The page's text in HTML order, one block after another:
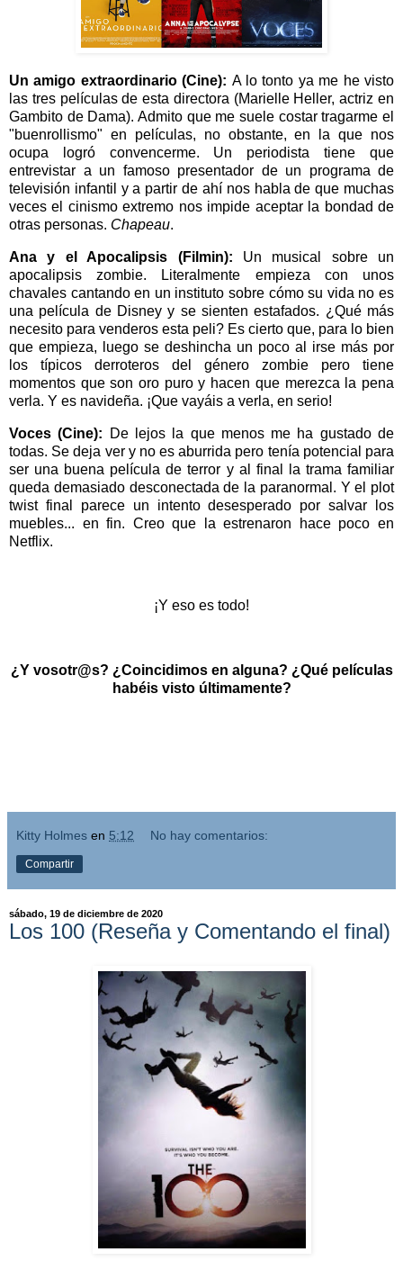
Un amigo extraordinario (Cine): A lo tonto ya me he visto
las tres películas de esta directora (Marielle Heller, actriz en
Gambito de Dama). Admito que me suele costar tragarme el
"buenrollismo" en películas, no obstante, en la que nos
ocupa logró convencerme. Un periodista tiene que
entrevistar a un famoso presentador de un programa de
televisión infantil y a partir de ahí nos habla de que muchas
veces el cinismo extremo nos impide aceptar la bondad de
otras personas. Chapeau.
Ana y el Apocalipsis (Filmin): Un musical sobre un
apocalipsis zombie. Literalmente empieza con unos
chavales cantando en un instituto sobre cómo su vida no es
una película de Disney y se sienten estafados. ¿Qué más
necesito para venderos esta peli? Es cierto que, para lo bien
que empieza, luego se deshincha un poco al irse más por
los típicos derroteros del género zombie pero tiene
momentos que son oro puro y hacen que merezca la pena
verla. Y es navideña. ¡Que vayáis a verla, en serio!
Voces (Cine):
De lejos la que menos me ha gustado de
todas. Se deja ver y no es aburrida pero tenía potencial para
ser una buena película de terror y al final la trama familiar
queda demasiado desconectada de la paranormal. Y el plot
twist final parece un intento desesperado por salvar los
muebles... en fin. Creo que la estrenaron hace poco en
Netflix.
¡Y eso es todo!
¿Y vosotr@s? ¿Coincidimos en alguna? ¿Qué películas
habéis visto últimamente?
Kitty Holmes en 5:12 No hay comentarios:
Compartir
sábado, 19 de diciembre de 2020
Los 100 (Reseña y Comentando el final)